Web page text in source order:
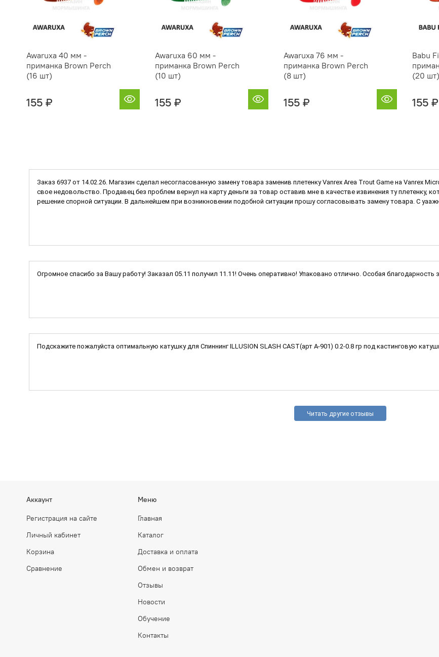
Awaruxa 40 мм -
приманка Brown Perch
(16 шт)
155 ₽
Awaruxa 60 мм -
приманка Brown Perch
(10 шт)
155 ₽
Awaruxa 76 мм -
приманка Brown Perch
(8 шт)
155 ₽
Babu
(20 шт)
155 ₽
Заказ 6937 от 14.02.26. Магазин сделал несогласованную замену товара заменив плетенку Vanrex Area Trout Game на Vanrex
свое недовольство. Продавец без проблем вернул на карту деньги за товар оставив мне в качестве извинения ту плетенку,
решение спорной ситуации. В дальнейшем при возникновении подобной ситуации прошу согласовывать замену товара. С
Огромное спасибо за Вашу работу! Заказал 05.11 получил 11.11! Очень оперативно! Упаковано отлично. Особая
Подскажите пожалуйста оптимальную катушку для Спиннинг ILLUSION SLASH CAST(арт A-901) 0.2-0.8 гр под кастинговую
Читать другие отзывы
Аккаунт
Регистрация на сайте
Личный кабинет
Корзина
Сравнение
Меню
Главная
Каталог
Доставка и оплата
Обмен и возврат
Отзывы
Новости
Обучение
Контакты